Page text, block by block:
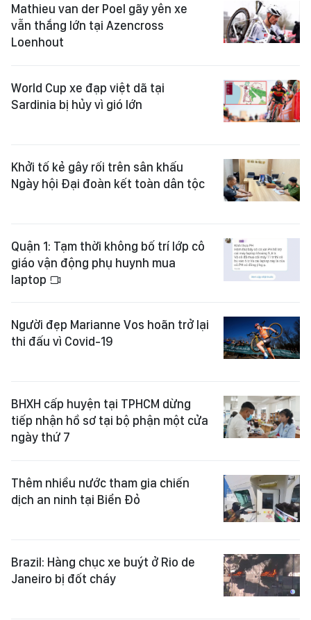
Mathieu van der Poel gãy yên xe
vẫn thắng lớn tại Azencross
Loenhout
World Cup xe đạp việt dã tại
Sardinia bị hủy vì gió lớn
Khởi tố kẻ gây rối trên sân khấu
Ngày hội Đại đoàn kết toàn dân tộc
Quận 1: Tạm thời không bố trí lớp cô
giáo vận động phụ huynh mua
laptop
Người đẹp Marianne Vos hoãn trở lại
thi đấu vì Covid-19
BHXH cấp huyện tại TPHCM dừng
tiếp nhận hồ sơ tại bộ phận một cửa
ngày thứ 7
Thêm nhiều nước tham gia chiến
dịch an ninh tại Biển Đỏ
Brazil: Hàng chục xe buýt ở Rio de
Janeiro bị đốt cháy